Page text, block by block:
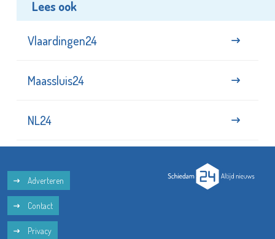
Lees ook
Vlaardingen24
Maassluis24
NL24
Adverteren
Contact
Privacy